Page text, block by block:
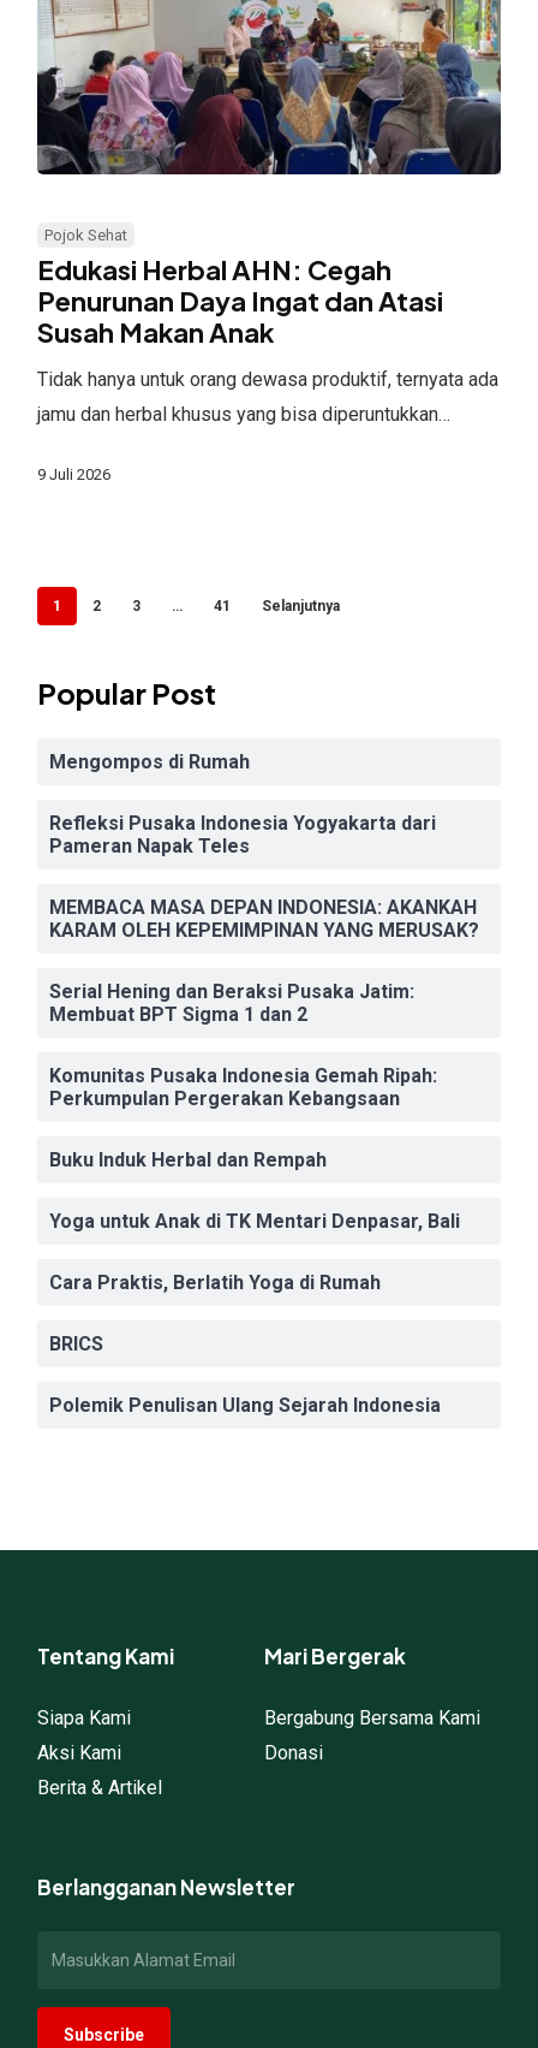
Herbal
AHN:
Cegah
Penurunan
Atasi
Pojok Sehat
Edukasi Herbal AHN: Cegah
Penurunan Daya Ingat dan Atasi
Susah Makan Anak
Tidak hanya untuk orang dewasa produktif, ternyata ada
jamu dan herbal khusus yang bisa diperuntukkan…
9 Juli 2026
1 2 3 … 41 Selanjutnya
Popular Post
Mengompos di Rumah
Refleksi Pusaka Indonesia Yogyakarta dari
Pameran Napak Teles
MEMBACA MASA DEPAN INDONESIA: AKANKAH
KARAM OLEH KEPEMIMPINAN YANG MERUSAK?
Serial Hening dan Beraksi Pusaka Jatim:
Membuat BPT Sigma 1 dan 2
Komunitas Pusaka Indonesia Gemah Ripah:
Perkumpulan Pergerakan Kebangsaan
Buku Induk Herbal dan Rempah
Yoga untuk Anak di TK Mentari Denpasar, Bali
Cara Praktis, Berlatih Yoga di Rumah
BRICS
Polemik Penulisan Ulang Sejarah Indonesia
Tentang Kami
Siapa Kami
Aksi Kami
Berita & Artikel
Mari Bergerak
Bergabung Bersama Kami
Donasi
Berlangganan Newsletter